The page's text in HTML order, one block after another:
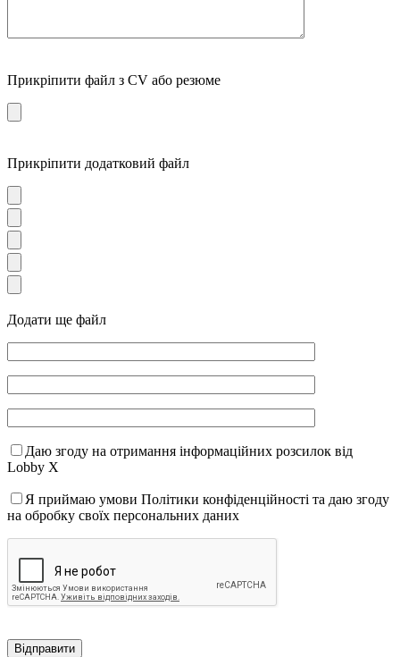
Прикріпити файл з CV або резюме
Прикріпити додатковий файл
Додати ще файл
Даю згоду на отримання інформаційних розсилок від
Lobby X
Я приймаю умови Політики конфіденційності та даю згоду
на обробку своїх персональних даних